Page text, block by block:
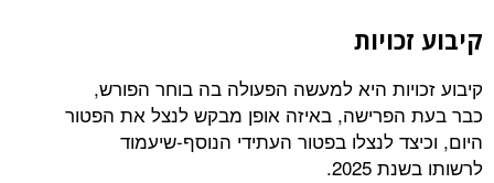
קיבוע זכויות
קיבוע זכויות היא למעשה הפעולה בה בוחר הפורש,
כבר בעת הפרישה, באיזה אופן מבקש לנצל את הפטור
היום, וכיצד לנצלו בפטור העתידי הנוסף-שיעמוד
לרשותו בשנת 2025.